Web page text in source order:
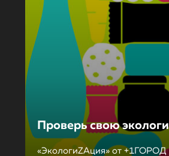
Проверь свою
«ЭкологиZAция» от +1ГОРОД